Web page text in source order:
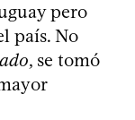
pero
país. No
, se tomó